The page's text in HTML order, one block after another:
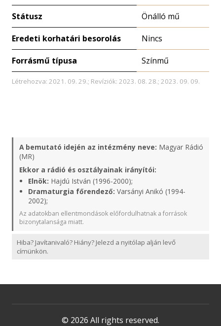
Státusz Önálló mű
Eredeti korhatári besorolás Nincs
Forrásmű típusa Színmű
Létrehozva: 2021. 09. 29.; Revíziók: 2023. 08. 28.; 2023. 09. 09.
A bemutató idején az intézmény neve: Magyar Rádió
(MR)
Ekkor a rádió és osztályainak irányítói:
Elnök: Hajdú István (1996-2000);
Dramaturgia főrendező: Varsányi Anikó (1994-
2002);
Az adatokban ellentmondások előfordulhatnak a források
bizonytalansága miatt.
Hiba? Javítanivaló? Hiány? Jelezd a nyitólap alján levő
címünkön.
© 2026 All rights reserved.